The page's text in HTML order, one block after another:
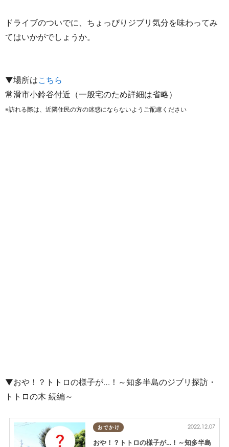
ドライブのついでに、ちょっぴりジブリ気分を味わってみ
てはいかがでしょうか。
▼場所はこちら
常滑市小鈴谷付近（一般宅のため詳細は省略）
※訪れる際は、近隣住民の方の迷惑にならないようご配慮ください
▼おや！？トトロの様子が…！～知多半島のジブリ探訪・
トトロの木 続編～
おでかけ 2022.12.07
おや！？トトロの様子が…！～知多半島